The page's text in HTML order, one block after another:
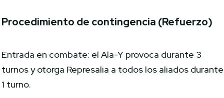
Procedimiento de contingencia (Refuerzo)
Entrada en combate: el Ala-Y provoca durante 3
turnos y otorga Represalia a todos los aliados durante
1 turno.